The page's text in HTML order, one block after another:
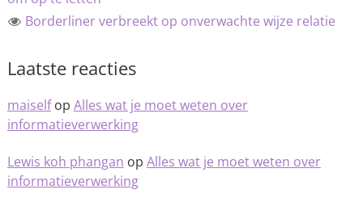
Borderliner verbreekt op onverwachte wijze relatie
Laatste reacties
maiselfop Alles wat je moet weten over
informatieverwerking
Lewis koh phangan op Alles wat je moet weten over
informatieverwerking